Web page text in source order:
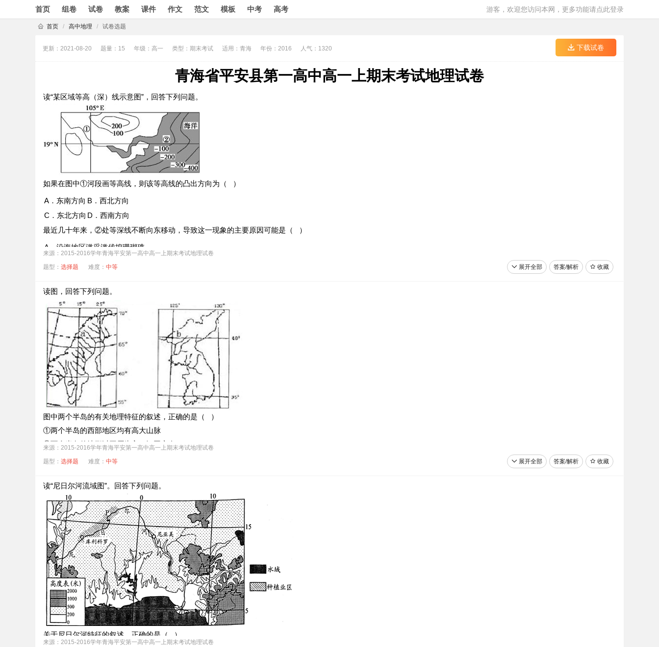
首页 组卷 试卷 教案 课件 作文 范文 模板 中考 高考 游客，欢迎您访问本网，更多功能请点此登录
首页 / 高中地理 / 试卷选题
更新：2021-08-20 题量：15 年级：高一 类型：期末考试 适用：青海 年份：2016 人气：1320 下载试卷
青海省平安县第一高中高一上期末考试地理试卷
读“某区域等高（深）线示意图”，回答下列问题。
如果在图中①河段画等高线，则该等高线的凸出方向为（ ）
A．东南方向 B．西北方向
C．东北方向 D．西南方向
最近几十年来，②处等深线不断向东移动，导致这一现象的主要原因可能是（ ）
A．沿海地区滥采滥伐挖珊瑚礁
D．沿海地区红树林遭到了严重破坏
来源：2015-2016学年青海平安第一高中高一上期末考试地理试卷
题型： 选择题 难度： 中等 收藏
答案/解析
展开全部
读图，回答下列问题。
图中两个半岛的有关地理特征的叙述，正确的是（ ）
①两个半岛的西部地区均有高大山脉
②两个半岛的地形以平原为主，河网密布
③a点所在半岛受冰川作用影响，海岸线曲折
A．①②B．①④
C．②③D．③④
两个半岛地区均有丰富的（ ）
①太阳能资源 ②水力资源 ③劳动力资源 ④铁矿资源
A．①②B．③④
C．②③D．②④
来源：2015-2016学年青海平安第一高中高一上期末考试地理试卷
题型： 选择题 难度： 中等 收藏
答案/解析
展开全部
读“尼日尔河流域图”。回答下列问题。
关于尼日尔河特征的叙述，正确的是（ ）
来源：2015-2016学年青海平安第一高中高一上期末考试地理试卷